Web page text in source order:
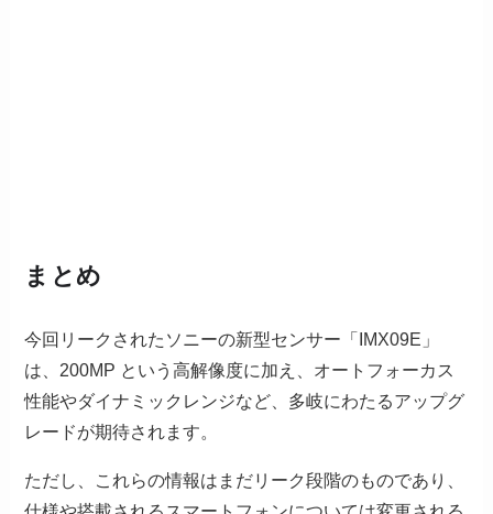
まとめ
今回リークされたソニーの新型センサー「IMX09E」
は、200MP という高解像度に加え、オートフォーカス
性能やダイナミックレンジなど、多岐にわたるアップグ
レードが期待されます。
ただし、これらの情報はまだリーク段階のものであり、